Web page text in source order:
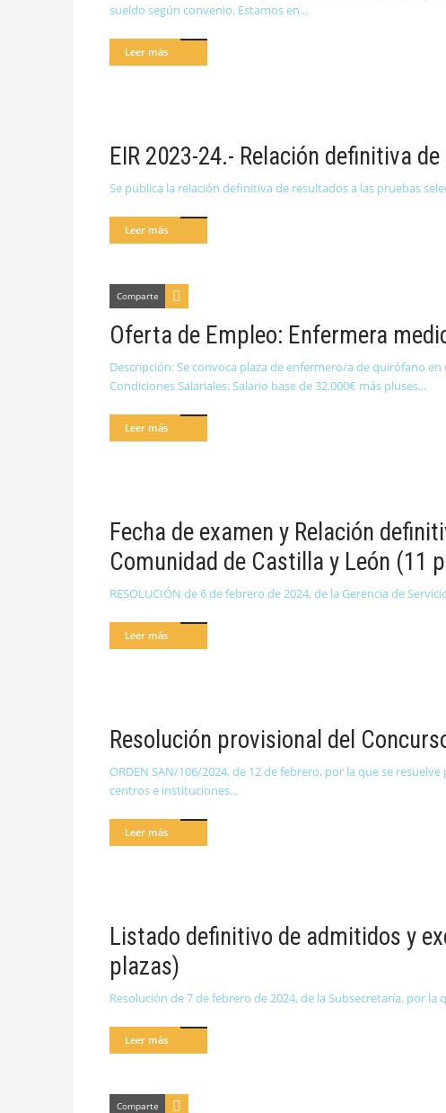
sueldo según convenio. Estamos en
Leer más
EIR 2023-24.- Relación definitiva
Se publica la relación definitiva de resultados a las pruebas
Leer más
Comparte
Oferta de Empleo: Enfermera
Descripción: Se convoca plaza de enfermero/a de quirófano
Condiciones Salariales: Salario base de 32.000€ más pluses
Leer más
Fecha de examen y Relación
Comunidad de Castilla y León (11
RESOLUCIÓN de 6 de febrero de 2024, de la Gerencia de
Leer más
Resolución provisional del
ORDEN SAN/106/2024, de 12 de febrero, por la que se
centros e instituciones
Leer más
Listado definitivo de admitidos y
plazas)
Resolución de 7 de febrero de 2024, de la Subsecretaría, por
Leer más
Comparte